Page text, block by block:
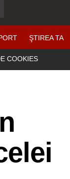
ŞTIREA TA
COOKIES